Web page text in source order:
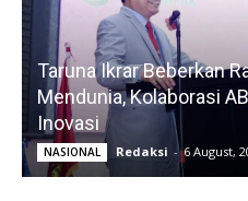
Taruna Ikrar Beberkan
Mendunia, Kolaborasi
Inovasi
NASIONAL Redaksi - 6 August,